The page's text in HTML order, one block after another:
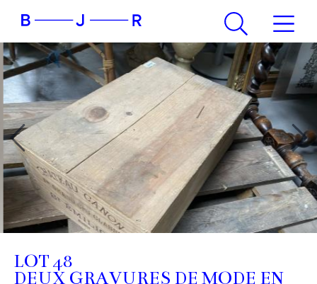
LOT 48
DEUX GRAVURES DE MODE EN